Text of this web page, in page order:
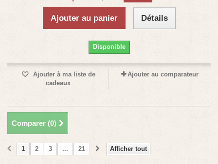
Ajouter au panier Détails
Disponible
Ajouter à ma liste de
cadeaux
Ajouter au comparateur
Comparer (0)
Afficher tout
1 2 3 ... 21